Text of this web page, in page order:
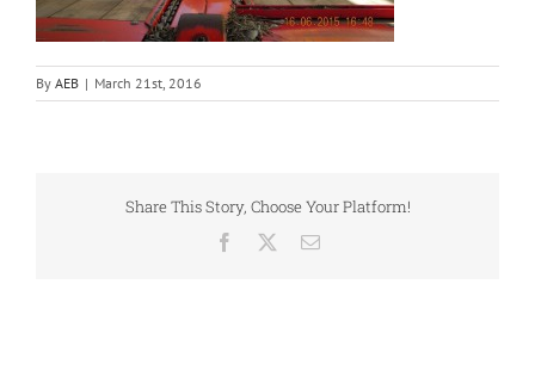
By AEB | March 21st, 2016
Share This Story, Choose Your Platform!
Facebook Email